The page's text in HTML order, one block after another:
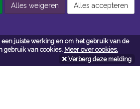
juiste werking en om het gebruik van de
gebruik van cookies. Meer over cookies.
Verberg deze melding
Alles weigeren Alles accepteren